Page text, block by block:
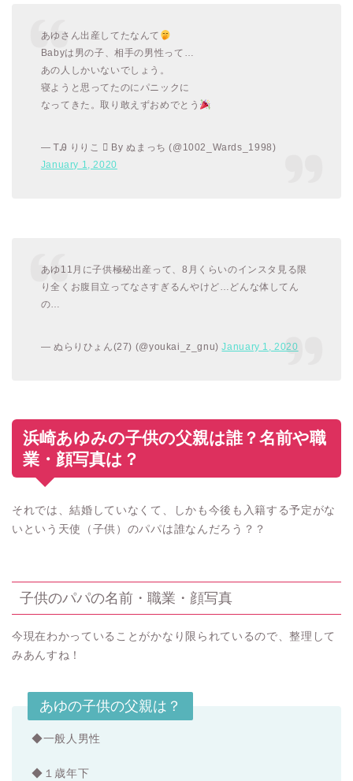
あゆさん出産してたなんて
Babyは男の子、相手の男性って…
あの人しかいないでしょう。
寝ようと思ってたのにパニックに
なってきた。取り敢えずおめでとう
— ᎢᎯ りりこ  By ぬまっち (@1002_Wards_1998)
January 1, 2020
あゆ11月に子供極秘出産って、8月くらいのインスタ見る限
り全くお腹目立ってなさすぎるんやけど…どんな体してん
の…
— ぬらりひょん(27) (@youkai_z_gnu)January 1, 2020
浜崎あゆみの子供の父親は誰？名前や職
業・顔写真は？
それでは、結婚していなくて、しかも今後も入籍する予定がな
いという天使（子供）のパパは誰なんだろう？？
子供のパパの名前・職業・顔写真
今現在わかっていることがかなり限られているので、整理して
みあんすね！
あゆの子供の父親は？
◆一般人男性
◆１歳年下